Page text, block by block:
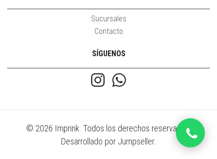
Sucursales
Contacto
SÍGUENOS
© 2026 Imprink. Todos los derechos reservados.
Desarrollado por Jumpseller.